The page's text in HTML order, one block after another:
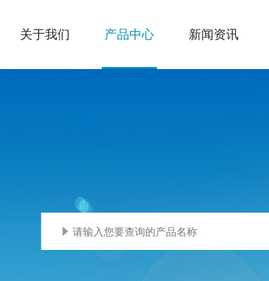
关于我们 产品中心 新闻资讯